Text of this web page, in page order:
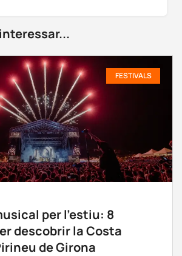
FESTIVALS
per l’estiu: 8
descobrir la Costa
de Girona